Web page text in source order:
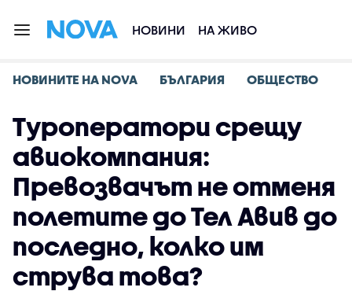
НОВИНИ НА ЖИВО
НОВИНИТЕ НА NOVA БЪЛГАРИЯ ОБЩЕСТВО
Туроператори срещу
авиокомпания:
Превозвачът не отменя
полетите до Тел Авив до
последно, колко им
струва това?